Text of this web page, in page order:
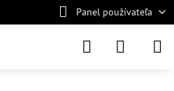
Panel používateľa